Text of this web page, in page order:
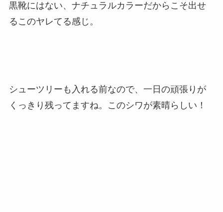
黒靴にはない、ナチュラルカラーだからこそ出せ
るこのヤレてる感じ。
シューツリーも入れる前なので、一日の頑張りが
くっきり残ってますね。このシワが素晴らしい！